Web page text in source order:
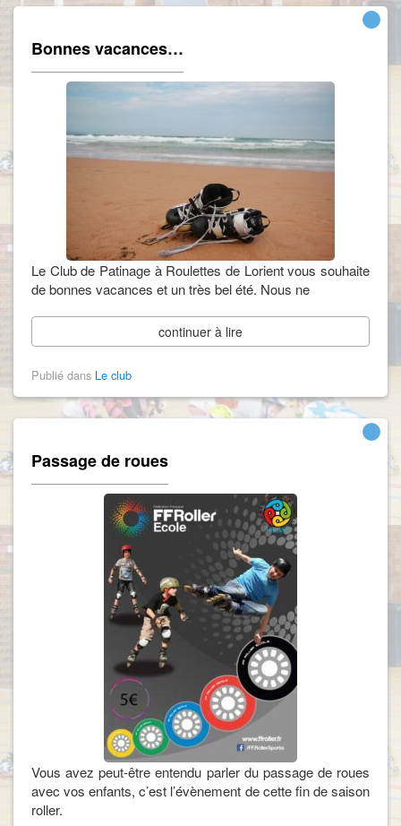
Bonnes vacances…
Le Club de Patinage à Roulettes de Lorient vous souhaite
de bonnes vacances et un très bel été. Nous ne
continuer à lire
Publié dans Le club
Passage de roues
Vous avez peut-être entendu parler du passage de roues
avec vos enfants, c’est l’évènement de cette fin de saison
roller.